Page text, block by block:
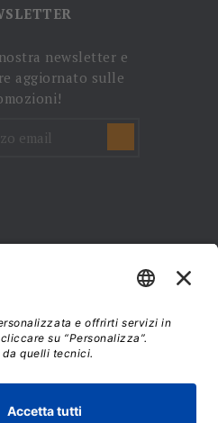
newsletter e
aggiornato sulle